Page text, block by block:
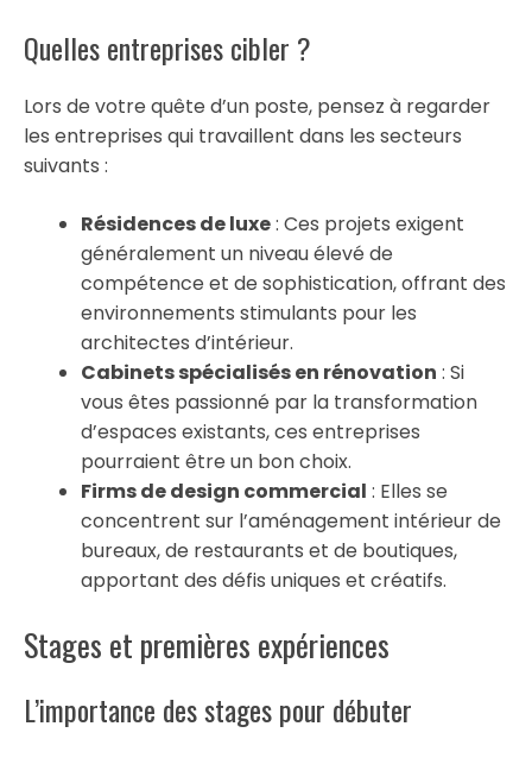
Quelles entreprises cibler ?
Lors de votre quête d’un poste, pensez à regarder
les entreprises qui travaillent dans les secteurs
suivants :
Résidences de luxe: Ces projets exigent
généralement un niveau élevé de
compétence et de sophistication, offrant des
environnements stimulants pour les
architectes d’intérieur.
Cabinets spécialisés en rénovation : Si
vous êtes passionné par la transformation
d’espaces existants, ces entreprises
pourraient être un bon choix.
Firms de design commercial : Elles se
concentrent sur l’aménagement intérieur de
bureaux, de restaurants et de boutiques,
apportant des défis uniques et créatifs.
Stages et premières expériences
L’importance des stages pour débuter